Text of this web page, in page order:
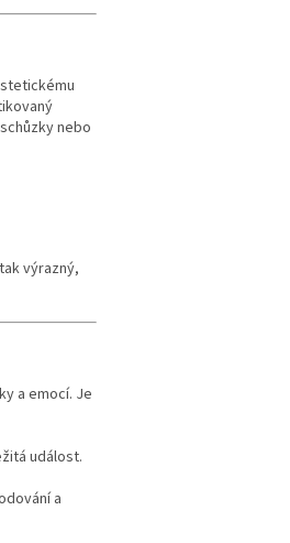
nebo
výrazný,
a emocí. Je
událost.
a